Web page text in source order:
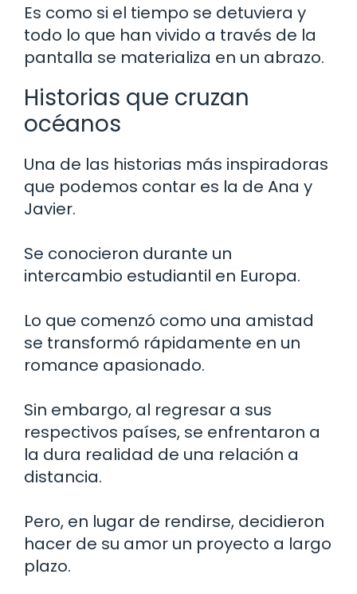
Es como si el tiempo se detuviera y
todo lo que han vivido a través de la
pantalla se materializa en un abrazo.
Historias que cruzan
océanos
Una de las historias más inspiradoras
que podemos contar es la de Ana y
Javier.
Se conocieron durante un
intercambio estudiantil en Europa.
Lo que comenzó como una amistad
se transformó rápidamente en un
romance apasionado.
Sin embargo, al regresar a sus
respectivos países, se enfrentaron a
la dura realidad de una relación a
distancia.
Pero, en lugar de rendirse, decidieron
hacer de su amor un proyecto a largo
plazo.